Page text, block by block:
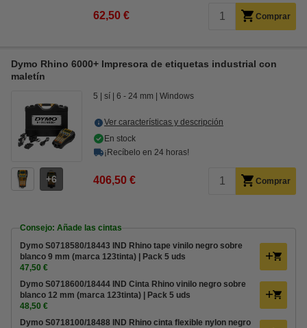
62,50 € Comprar
Dymo Rhino 6000+ Impresora de etiquetas industrial con
maletín
6
5 sí 6 - 24 mm Windows
Ver características y descripción
En stock
¡Recíbelo en 24 horas!
406,50 € Comprar
Consejo: Añade las cintas
Dymo S0718580/18443 IND Rhino tape vinilo negro sobre
blanco 9 mm (marca 123tinta) | Pack 5 uds
47,50 €
Dymo S0718600/18444 IND Cinta Rhino vinilo negro sobre
blanco 12 mm (marca 123tinta) | Pack 5 uds
48,50 €
Dymo S0718100/18488 IND Rhino cinta flexible nylon negro